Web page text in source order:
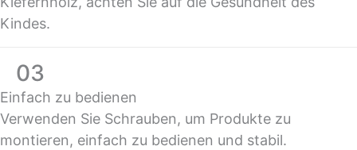
Kindes.
03
Einfach zu bedienen
Verwenden Sie Schrauben, um Produkte zu
montieren, einfach zu bedienen und stabil.